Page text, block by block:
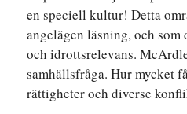
en speciell kultur! Detta
angelägen läsning, och
och idrottsrelevans.
samhällsfråga. Hur mycket
rättigheter och diverse